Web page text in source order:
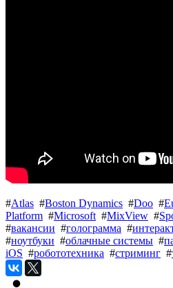
#Atlas #Boston Dynamics #Doo #
Platform #Microsoft#MixView #
#вакансии #голограмма #
#ноутбуки #облачные системы #
iOS #робототехника #стриминг #